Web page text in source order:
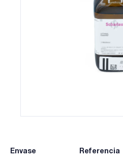
Envase Referencia